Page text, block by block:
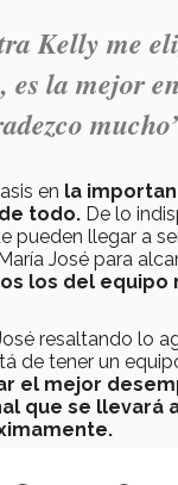
Kelly me
es la mejor
en la
todo. De lo
pueden llegar a
José para
los del equipo
resaltando lo
de tener un
el mejor
que se llevará